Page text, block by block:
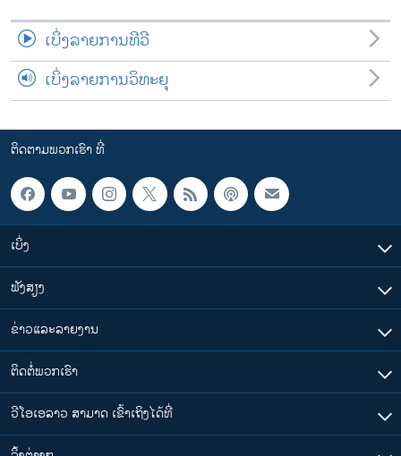
ເບິ່ງລາຍການທີວີ
ເບິ່ງລາຍການວິທະຍຸ
ຕິດຕາມພວກເຮົາ ທີ່
ເບິ່ງ
ຟັງສຽງ
ຂ່າວແລະລາຍງານ
ຕິດຕໍ່ພວກເຮົາ
ວີໂອເອລາວ ສາມາດ ເຂົ້າເຖິງໄດ້ທີ່